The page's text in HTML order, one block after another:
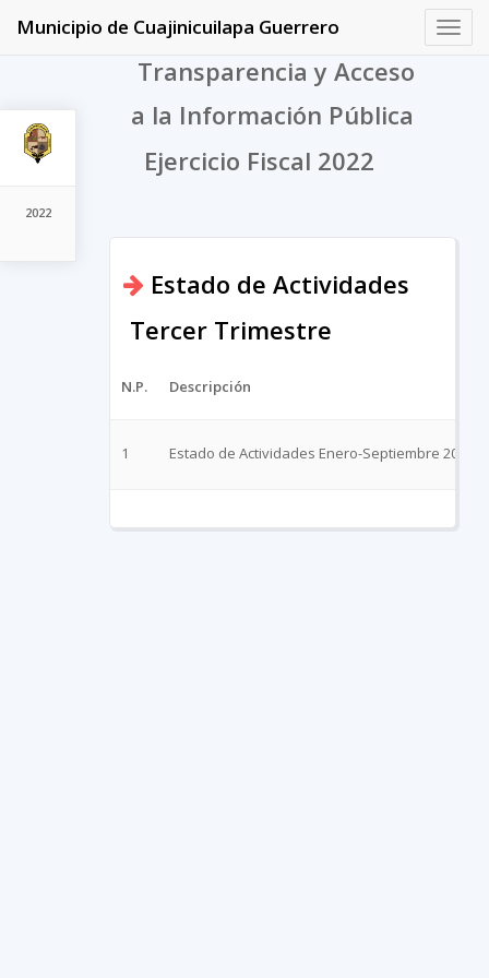
2022
Municipio de Cuajinicuilapa Guerrero
Transparencia y Acceso
a la Información Pública
Ejercicio Fiscal 2022
Estado de Actividades
Tercer Trimestre
N.P. Descripción
1 Estado de Actividades Enero-Septiembre 2022